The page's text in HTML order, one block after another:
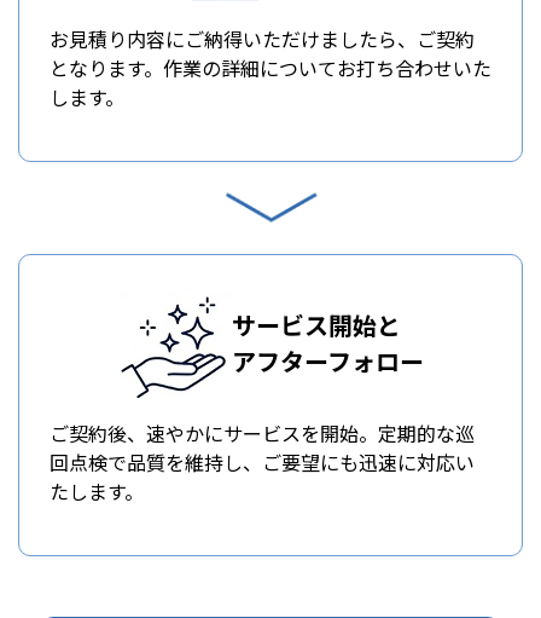
お見積り内容にご納得いただけましたら、ご契約
となります。作業の詳細についてお打ち合わせいた
します。
サービス開始と
アフターフォロー
ご契約後、速やかにサービスを開始。定期的な巡
回点検で品質を維持し、ご要望にも迅速に対応い
たします。